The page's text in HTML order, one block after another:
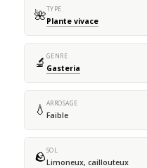
🌺TYPE
Plante vivace
🔬 GENRE
Gasteria
💧 ARROSAGE
Faible
🪨SOL
Limoneux, caillouteux